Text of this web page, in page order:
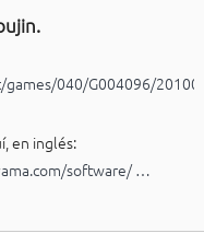
040/G004096/
en inglés:
software/ …